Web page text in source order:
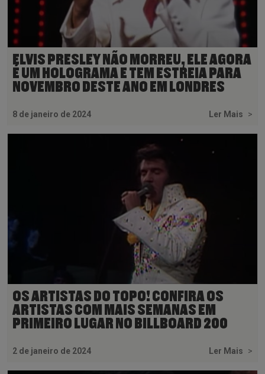
ELVIS PRESLEY NÃO MORREU, ELE AGORA
É UM HOLOGRAMA E TEM ESTREIA PARA
NOVEMBRO DESTE ANO EM LONDRES
8 de janeiro de 2024 Ler Mais >
OS ARTISTAS DO TOPO! CONFIRA OS
ARTISTAS COM MAIS SEMANAS EM
PRIMEIRO LUGAR NO BILLBOARD 200
2 de janeiro de 2024 Ler Mais >